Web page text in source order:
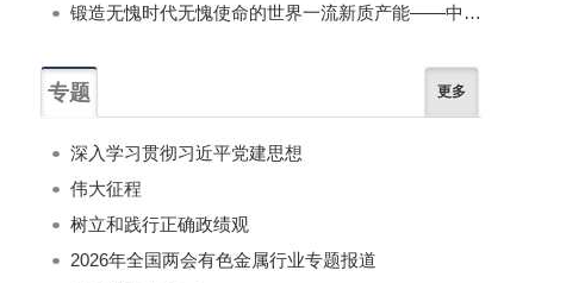
锻造无愧时代无愧使命的世界一流新质产能——中国有色金属工业的战略应对与破局之道（二）
专题 更多
深入学习贯彻习近平党建思想
伟大征程
树立和践行正确政绩观
2026年全国两会有色金属行业专题报道